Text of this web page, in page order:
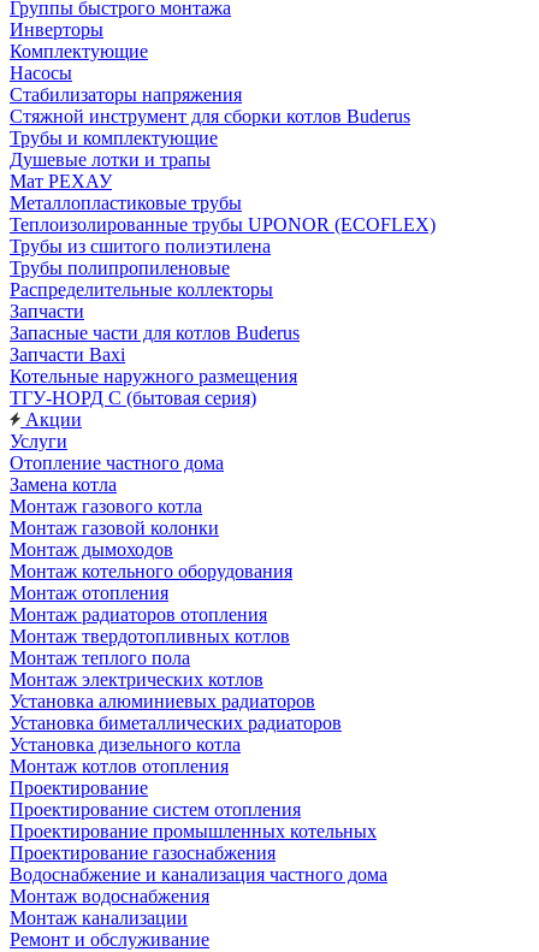
Группы быстрого монтажа
Инверторы
Комплектующие
Насосы
Стабилизаторы напряжения
Стяжной инструмент для сборки котлов Buderus
Трубы и комплектующие
Душевые лотки и трапы
Мат РЕХАУ
Металлопластиковые трубы
Теплоизолированные трубы UPONOR (ECOFLEX)
Трубы из сшитого полиэтилена
Трубы полипропиленовые
Распределительные коллекторы
Запчасти
Запасные части для котлов Buderus
Запчасти Baxi
Котельные наружного размещения
ТГУ-НОРД С (бытовая серия)
Акции
Услуги
Отопление частного дома
Замена котла
Монтаж газового котла
Монтаж газовой колонки
Монтаж дымоходов
Монтаж котельного оборудования
Монтаж отопления
Монтаж радиаторов отопления
Монтаж твердотопливных котлов
Монтаж теплого пола
Монтаж электрических котлов
Установка алюминиевых радиаторов
Установка биметаллических радиаторов
Установка дизельного котла
Монтаж котлов отопления
Проектирование
Проектирование систем отопления
Проектирование промышленных котельных
Проектирование газоснабжения
Водоснабжение и канализация частного дома
Монтаж водоснабжения
Монтаж канализации
Ремонт и обслуживание